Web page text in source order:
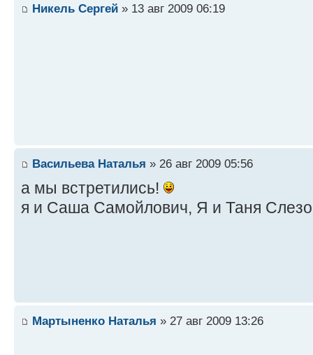
Никель Сергей » 13 авг 2009 06:19
Васильева Наталья » 26 авг 2009 05:56
а мы встретились!
я и Саша Самойлович, Я и Таня
Мартыненко Наталья » 27 авг 2009 13:26